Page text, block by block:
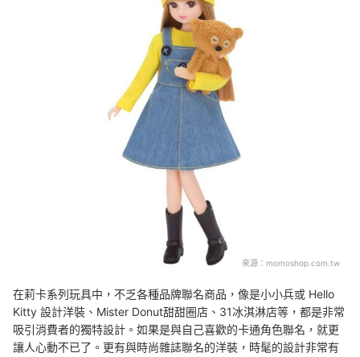
來源： momoshop.com.tw
在莉卡系列玩具中，不乏各種品牌聯名商品，像是小小兵或 Hello
Kitty 設計洋裝、Mister Donut甜甜圈店、31冰淇淋店等，都是非常
吸引消費者的獨特設計。如果是與自己喜歡的卡通角色聯名，就更
讓人心動不已了。更有與時尚雜誌聯名的洋裝，時髦的設計非常有